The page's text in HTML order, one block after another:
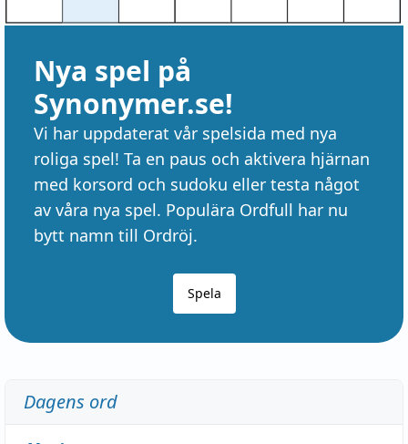
Nya spel på
Synonymer.se!
Vi har uppdaterat vår spelsida med nya
roliga spel! Ta en paus och aktivera hjärnan
med korsord och sudoku eller testa något
av våra nya spel. Populära Ordfull har nu
bytt namn till Ordröj.
Spela
Dagens ord